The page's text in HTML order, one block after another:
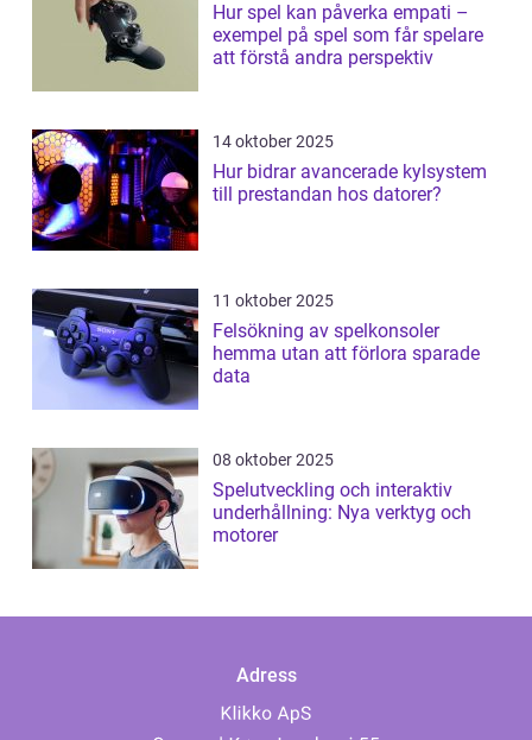
Hur spel kan påverka empati –
exempel på spel som får spelare
att förstå andra perspektiv
14 oktober 2025
Hur bidrar avancerade kylsystem
till prestandan hos datorer?
11 oktober 2025
Felsökning av spelkonsoler
hemma utan att förlora sparade
data
08 oktober 2025
Spelutveckling och interaktiv
underhållning: Nya verktyg och
motorer
Adress